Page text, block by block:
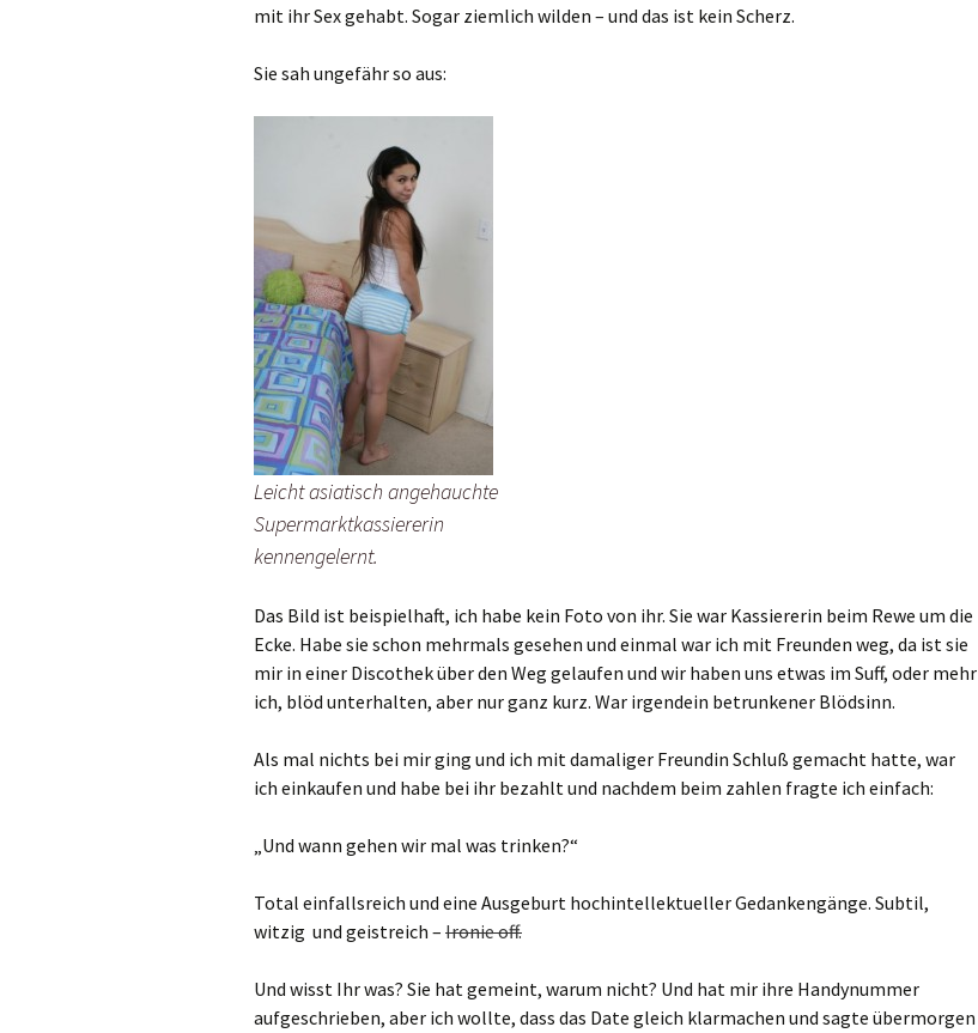
mit ihr Sex gehabt. Sogar ziemlich wilden – und das ist kein Scherz.
Sie sah ungefähr so aus:
Leicht asiatisch angehauchte
Supermarktkassiererin
kennengelernt.
Das Bild ist beispielhaft, ich habe kein Foto von ihr. Sie war Kassiererin beim Rewe um die
Ecke. Habe sie schon mehrmals gesehen und einmal war ich mit Freunden weg, da ist sie
mir in einer Discothek über den Weg gelaufen und wir haben uns etwas im Suff, oder mehr
ich, blöd unterhalten, aber nur ganz kurz. War irgendein betrunkener Blödsinn.
Als mal nichts bei mir ging und ich mit damaliger Freundin Schluß gemacht hatte, war
ich einkaufen und habe bei ihr bezahlt und nachdem beim zahlen fragte ich einfach:
„Und wann gehen wir mal was trinken?“
Total einfallsreich und eine Ausgeburt hochintellektueller Gedankengänge. Subtil,
witzig und geistreich – Ironie off.
Und wisst Ihr was? Sie hat gemeint, warum nicht? Und hat mir ihre Handynummer
aufgeschrieben, aber ich wollte, dass das Date gleich klarmachen und sagte übermorgen